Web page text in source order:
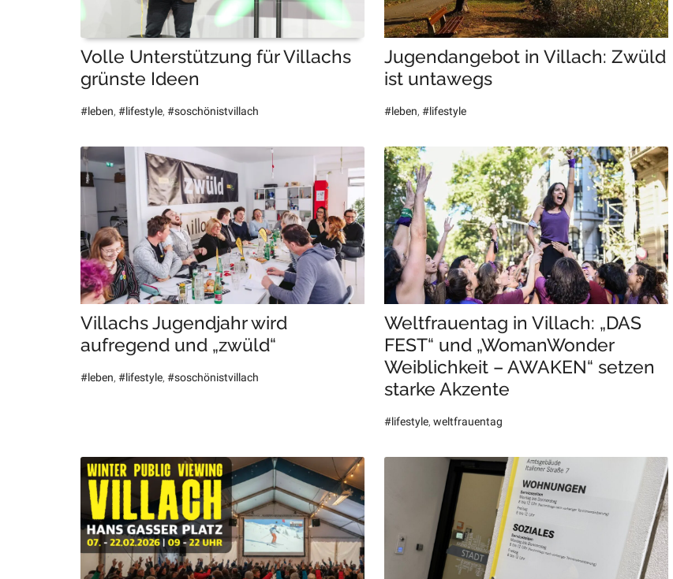
Volle Unterstützung für Villachs
grünste Ideen
#leben, #lifestyle, #soschönistvillach
Jugendangebot in Villach: Zwüld
ist untawegs
#leben, #lifestyle
Villachs Jugendjahr wird
aufregend und „zwüld“
#leben, #lifestyle, #soschönistvillach
Weltfrauentag in Villach: „DAS
FEST“ und „WomanWonder
Weiblichkeit – AWAKEN“ setzen
starke Akzente
#lifestyle, weltfrauentag